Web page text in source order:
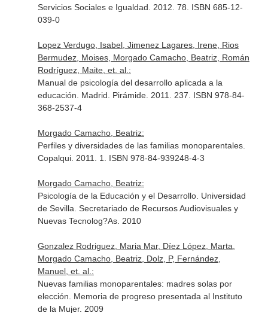
Servicios Sociales e Igualdad. 2012. 78. ISBN 685-12-
039-0
Lopez Verdugo, Isabel, Jimenez Lagares, Irene, Rios
Bermudez, Moises, Morgado Camacho, Beatriz, Román
Rodríguez, Maite, et. al.:
Manual de psicología del desarrollo aplicada a la
educación. Madrid. Pirámide. 2011. 237. ISBN 978-84-
368-2537-4
Morgado Camacho, Beatriz:
Perfiles y diversidades de las familias monoparentales.
Copalqui. 2011. 1. ISBN 978-84-939248-4-3
Morgado Camacho, Beatriz:
Psicología de la Educación y el Desarrollo. Universidad
de Sevilla. Secretariado de Recursos Audiovisuales y
Nuevas Tecnolog?As. 2010
Gonzalez Rodriguez, Maria Mar, Díez López, Marta,
Morgado Camacho, Beatriz, Dolz, P, Fernández,
Manuel, et. al.:
Nuevas familias monoparentales: madres solas por
elección. Memoria de progreso presentada al Instituto
de la Mujer. 2009